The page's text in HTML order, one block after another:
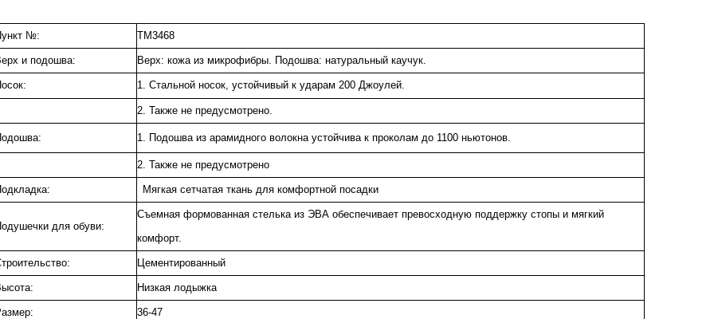
№: ТМ3468
и подошва: Верх: кожа из микрофибры. Подошва: натуральный каучук.
1. Стальной носок, устойчивый к ударам 200 Джоулей.
2. Также не предусмотрено.
1. Подошва из арамидного волокна устойчива к проколам до 1100 ньютонов.
2. Также не предусмотрено
Мягкая сетчатая ткань для комфортной посадки
для обуви:
Съемная формованная стелька из ЭВА обеспечивает превосходную поддержку стопы и мягкий
комфорт.
Цементированный
Низкая лодыжка
36-47